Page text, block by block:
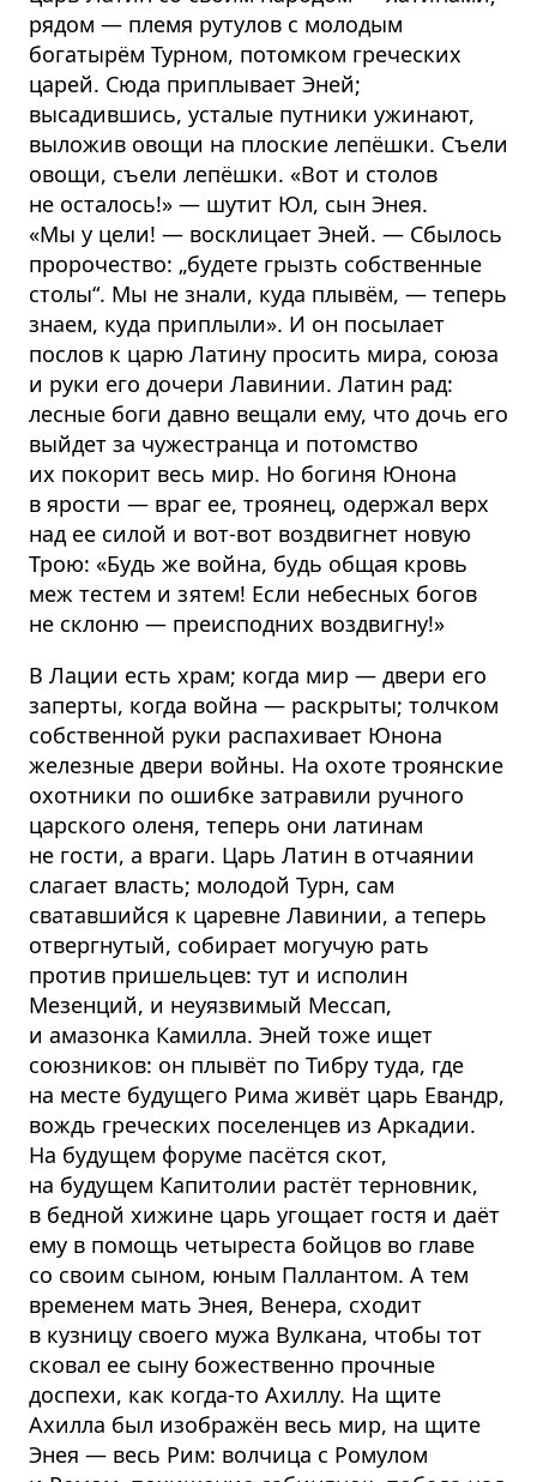
рядом — племя рутулов с молодым
богатырём Турном, потомком греческих
царей. Сюда приплывает Эней;
высадившись, усталые путники ужинают,
выложив овощи на плоские лепёшки. Съели
овощи, съели лепёшки. «Вот и столов
не осталось!» — шутит Юл, сын Энея.
«Мы у цели! — восклицает Эней. — Сбылось
пророчество: „будете грызть собственные
столы“. Мы не знали, куда плывём, — теперь
знаем, куда приплыли». И он посылает
послов к царю Латину просить мира, союза
и руки его дочери Лавинии. Латин рад:
лесные боги давно вещали ему, что дочь его
выйдет за чужестранца и потомство
их покорит весь мир. Но богиня Юнона
в ярости — враг ее, троянец, одержал верх
над ее силой и вот-вот воздвигнет новую
Трою: «Будь же война, будь общая кровь
меж тестем и зятем! Если небесных богов
не склоню — преисподних воздвигну!»
В Лации есть храм; когда мир — двери его
заперты, когда война — раскрыты; толчком
собственной руки распахивает Юнона
железные двери войны. На охоте троянские
охотники по ошибке затравили ручного
царского оленя, теперь они латинам
не гости, а враги. Царь Латин в отчаянии
слагает власть; молодой Турн, сам
сватавшийся к царевне Лавинии, а теперь
отвергнутый, собирает могучую рать
против пришельцев: тут и исполин
Мезенций, и неуязвимый Мессап,
и амазонка Камилла. Эней тоже ищет
союзников: он плывёт по Тибру туда, где
на месте будущего Рима живёт царь Евандр,
вождь греческих поселенцев из Аркадии.
На будущем форуме пасётся скот,
на будущем Капитолии растёт терновник,
в бедной хижине царь угощает гостя и даёт
ему в помощь четыреста бойцов во главе
со своим сыном, юным Паллантом. А тем
временем мать Энея, Венера, сходит
в кузницу своего мужа Вулкана, чтобы тот
сковал ее сыну божественно прочные
доспехи, как когда-то Ахиллу. На щите
Ахилла был изображён весь мир, на щите
Энея — весь Рим: волчица с Ромулом